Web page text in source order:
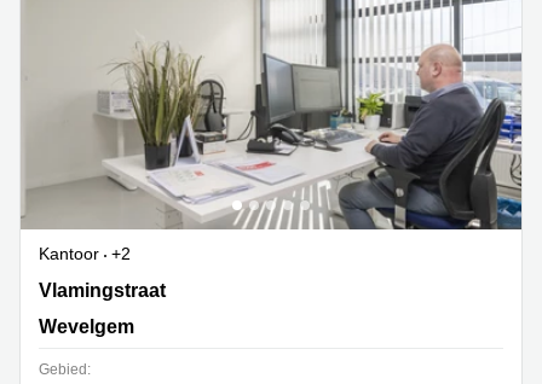
Kantoor
+2
Vlamingstraat 4, Wevelgem
Vlamingstraat
Wevelgem
Gebied: